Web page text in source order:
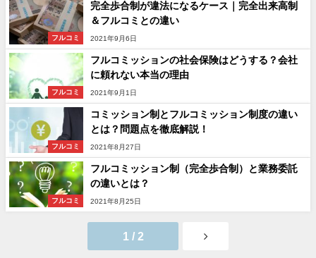
フルコミ
完全歩合制が違法になるケース｜完全出来高制
＆フルコミとの違い
2021年9月6日
フルコミ
フルコミッションの社会保険はどうする？会社
に頼れない本当の理由
2021年9月1日
フルコミ
コミッション制とフルコミッション制度の違い
とは？問題点を徹底解説！
2021年8月27日
フルコミ
フルコミッション制（完全歩合制）と業務委託
の違いとは？
2021年8月25日
1 / 2